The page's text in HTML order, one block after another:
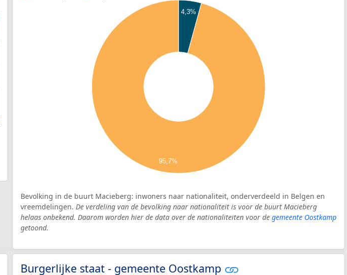
4,3%
95,7%
Bevolking in de buurt Macieberg: inwoners naar nationaliteit, onderverdeeld in Belgen en
vreemdelingen. De verdeling van de bevolking naar nationaliteit is voor de buurt Macieberg
helaas onbekend. Daarom worden hier de data over de nationaliteiten voor de gemeente Oostkamp
getoond.
Burgerlijke staat - gemeente Oostkamp